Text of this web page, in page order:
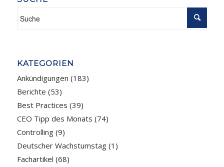
KATEGORIEN
Ankündigungen (183)
Berichte (53)
Best Practices (39)
CEO Tipp des Monats (74)
Controlling(9)
Deutscher Wachstumstag(1)
Fachartikel (68)